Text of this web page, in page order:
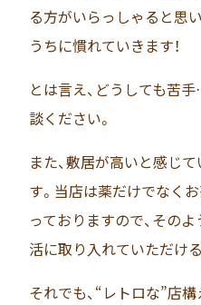
る方がいらっしゃると思
うちに慣れていきます！
とは言え、どうしても苦
談ください。
また、敷居が高いと感じ
す。当店は薬だけでなく
っておりますので、その
活に取り入れていただけ
それでも、“レトロな”店